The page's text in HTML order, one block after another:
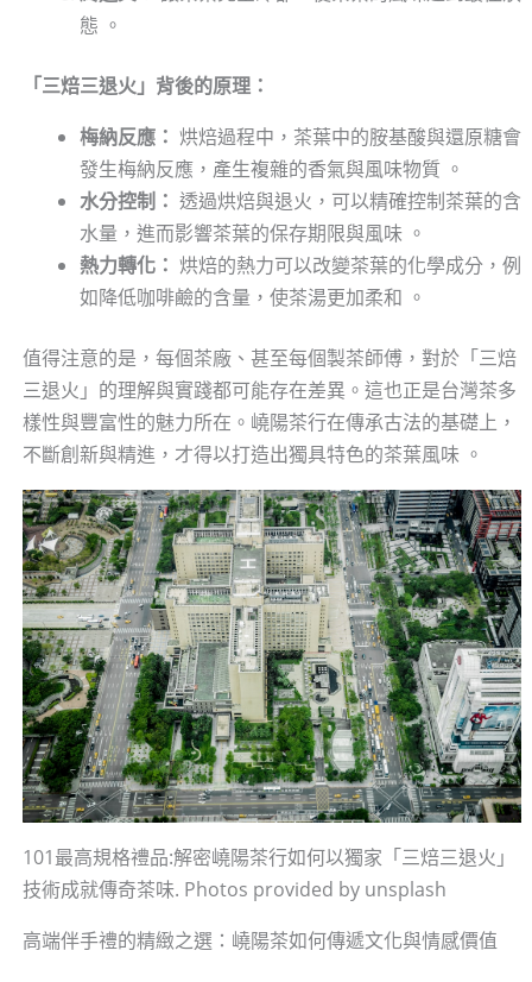
態 。
「三焙三退火」背後的原理：
梅納反應： 烘焙過程中，茶葉中的胺基酸與還原糖會
發生梅納反應，產生複雜的香氣與風味物質 。
水分控制： 透過烘焙與退火，可以精確控制茶葉的含
水量，進而影響茶葉的保存期限與風味 。
熱力轉化： 烘焙的熱力可以改變茶葉的化學成分，例
如降低咖啡鹼的含量，使茶湯更加柔和 。
值得注意的是，每個茶廠、甚至每個製茶師傅，對於「三焙
三退火」的理解與實踐都可能存在差異。這也正是台灣茶多
樣性與豐富性的魅力所在。嶢陽茶行在傳承古法的基礎上，
不斷創新與精進，才得以打造出獨具特色的茶葉風味 。
101最高規格禮品:解密嶢陽茶行如何以獨家「三焙三退火」
技術成就傳奇茶味. Photos provided by unsplash
高端伴手禮的精緻之選：嶢陽茶如何傳遞文化與情感價值